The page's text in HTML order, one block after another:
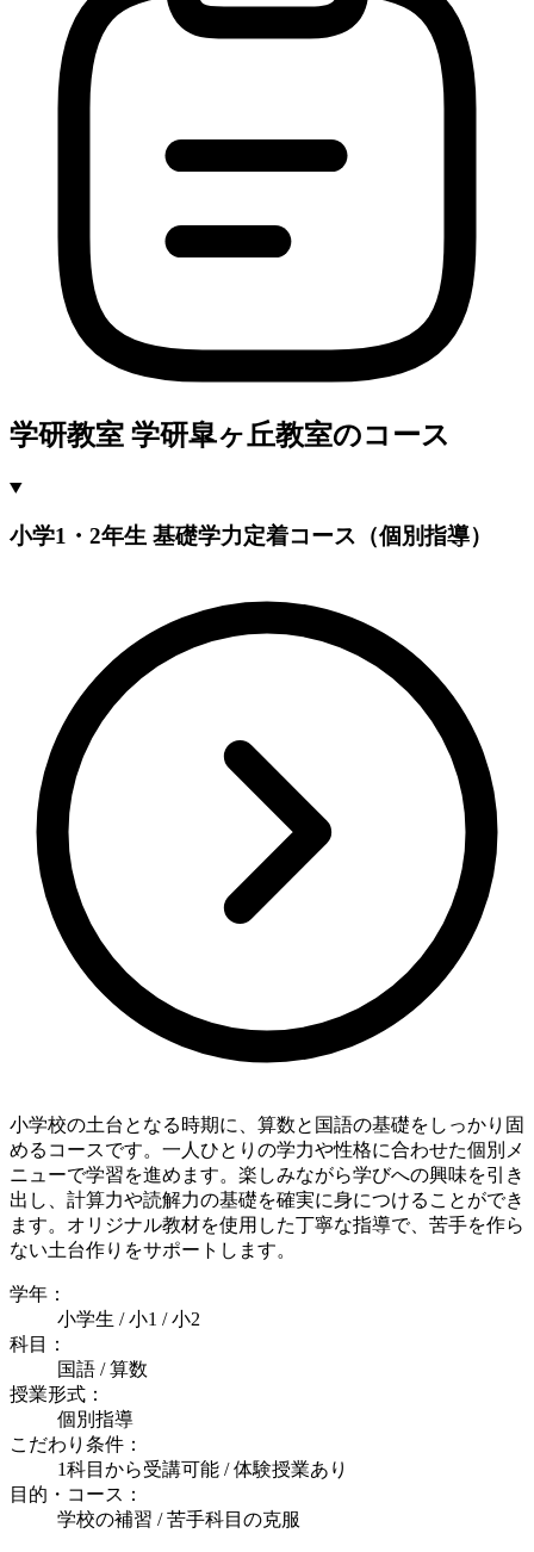
学研教室 学研皐ヶ丘教室のコース
小学1・2年生 基礎学力定着コース（個別指導）
小学校の土台となる時期に、算数と国語の基礎をしっかり固
めるコースです。一人ひとりの学力や性格に合わせた個別メ
ニューで学習を進めます。楽しみながら学びへの興味を引き
出し、計算力や読解力の基礎を確実に身につけることができ
ます。オリジナル教材を使用した丁寧な指導で、苦手を作ら
ない土台作りをサポートします。
学年：
小学生 / 小1 / 小2
科目：
国語 / 算数
授業形式：
個別指導
こだわり条件：
1科目から受講可能 / 体験授業あり
目的・コース：
学校の補習 / 苦手科目の克服